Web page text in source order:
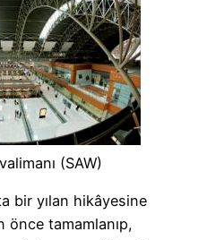
(SAW)
bir yılan hikâyesine
önce tamamlanıp,